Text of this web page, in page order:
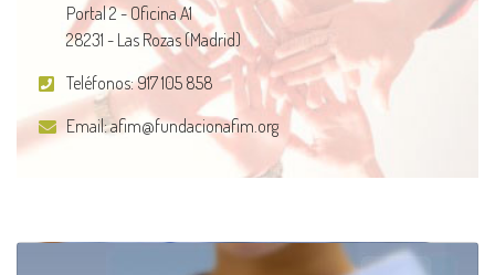
Portal 2 - Oficina A1
28231 - Las Rozas (Madrid)
Teléfonos:917 105 858
Email:afim@fundacionafim.org